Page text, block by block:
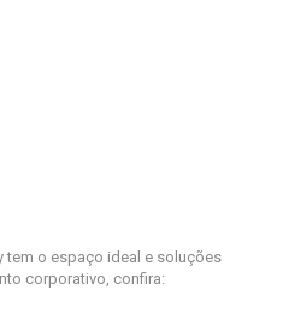
tem o espaço ideal e soluções
corporativo, confira: